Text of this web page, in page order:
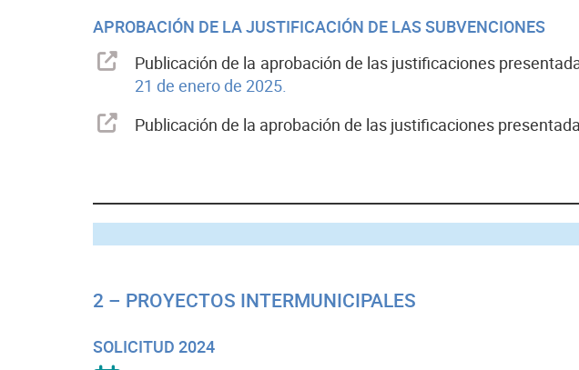
APROBACIÓN DE LA JUSTIFICACIÓN DE LAS SUBVENCIONES
Publicación de la aprobación de las justificaciones
21 de enero de 2025.
Publicación de la aprobación de las justificaciones
2 – PROYECTOS INTERMUNICIPALES
SOLICITUD 2024